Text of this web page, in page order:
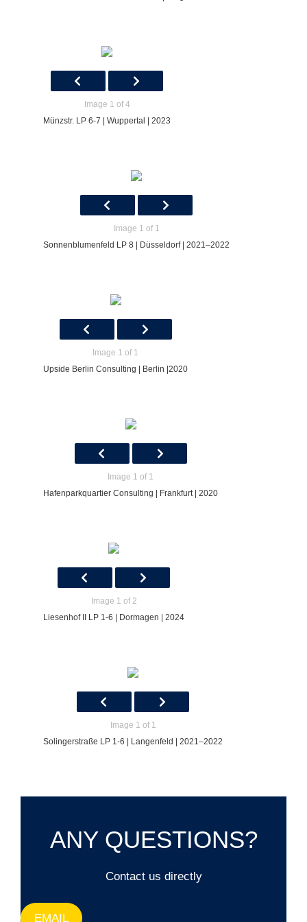
Image 1 of 4
Münzstr. LP 6-7 | Wuppertal | 2023
Image 1 of 1
Sonnenblumenfeld LP 8 | Düsseldorf | 2021–2022
Image 1 of 1
Upside Berlin Consulting | Berlin |2020
Image 1 of 1
Hafenparkquartier Consulting | Frankfurt | 2020
Image 1 of 2
Liesenhof II LP 1-6 | Dormagen | 2024
Image 1 of 1
Solingerstraße LP 1-6 | Langenfeld | 2021–2022
ANY QUESTIONS?
Contact us directly
EMAIL